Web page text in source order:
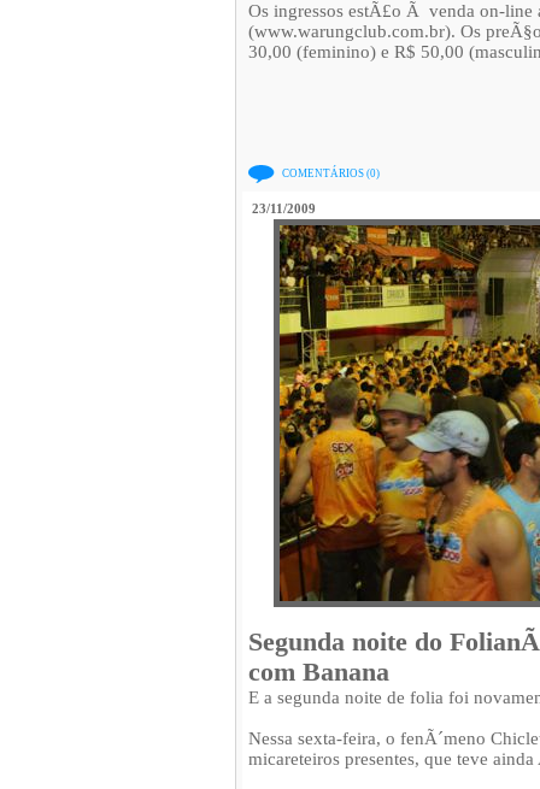
Os ingressos estÃ£o Ã venda on-
(www.warungclub.com.br). Os
30,00 (feminino) e R$ 50,00
COMENTÁRIOS (0)
23/11/2009
Segunda noite do
com Banana
E a segunda noite de folia foi
Nessa sexta-feira, o fenÃ´meno
micareteiros presentes, que teve